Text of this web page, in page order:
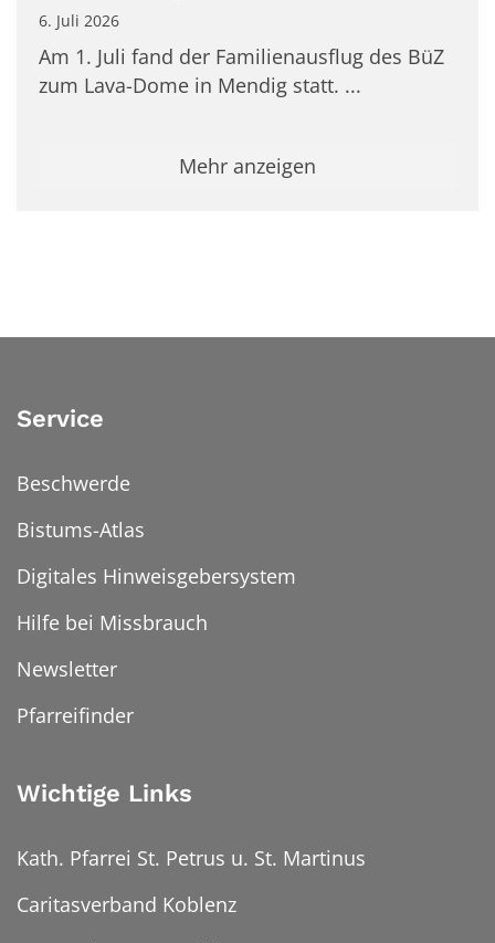
6. Juli 2026
Am 1. Juli fand der Familienausflug des BüZ
zum Lava-Dome in Mendig statt. ...
Mehr anzeigen
Service
Beschwerde
Bistums-Atlas
Digitales Hinweisgebersystem
Hilfe bei Missbrauch
Newsletter
Pfarreifinder
Wichtige Links
Kath. Pfarrei St. Petrus u. St. Martinus
Caritasverband Koblenz